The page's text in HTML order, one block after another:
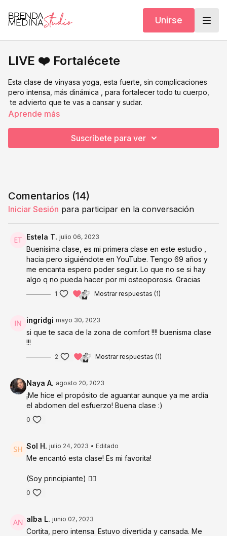
Unirse
LIVE ❤️ Fortalécete
Esta clase de vinyasa yoga, esta fuerte, sin complicaciones
pero intensa, más dinámica , para fortalecer todo tu cuerpo,
te advierto que te vas a cansar y sudar.
Aprende más
Suscríbete para ver
Comentarios (14)
Iniciar Sesión para participar en la conversación
Estela T. julio 06, 2023
Buenísima clase, es mi primera clase en este estudio ,
hacia pero siguiéndote en YouTube. Tengo 69 años y
me encanta espero poder seguir. Lo que no se si hay
algo q no pueda hacer por mi osteoporosis. Gracias
1 Mostrar respuestas (1)
ingridgi mayo 30, 2023
si que te saca de la zona de comfort !!!! buenisma clase
!!!
2 Mostrar respuestas (1)
Naya A. agosto 20, 2023
¡Me hice el propósito de aguantar aunque ya me ardía
el abdomen del esfuerzo! Buena clase :)
0
Sol H. julio 24, 2023 • Editado
Me encantó esta clase! Es mi favorita!
(Soy principiante) 🧘‍♀️
0
alba L. junio 02, 2023
Cortita, pero intensa. Estuvo divertida y cansada. Me